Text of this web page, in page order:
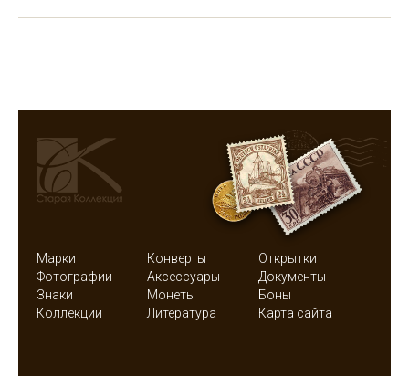
Марки Конверты
Открытки
Фотографии
Аксессуары
Документы
Знаки
Монеты
Боны
Коллекции
Литература Карта сайта